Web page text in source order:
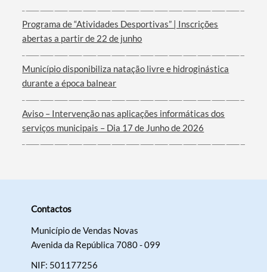
Programa de “Atividades Desportivas” | Inscrições
abertas a partir de 22 de junho
Município disponibiliza natação livre e hidroginástica
durante a época balnear
Aviso – Intervenção nas aplicações informáticas dos
serviços municipais – Dia 17 de Junho de 2026
Contactos
Município de Vendas Novas
Avenida da República 7080 - 099
NIF: 501177256